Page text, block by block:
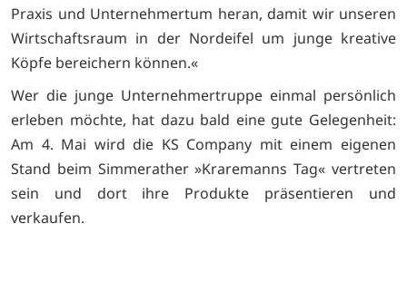
Praxis und Unternehmertum heran, damit wir unseren
Wirtschaftsraum in der Nordeifel um junge kreative
Köpfe bereichern können.«
Wer die junge Unternehmertruppe einmal persönlich
erleben möchte, hat dazu bald eine gute Gelegenheit:
Am 4. Mai wird die KS Company mit einem eigenen
Stand beim Simmerather »Kraremanns Tag« vertreten
sein und dort ihre Produkte präsentieren und
verkaufen.